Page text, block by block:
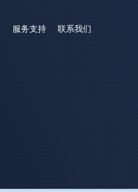
服务支持 联系我们